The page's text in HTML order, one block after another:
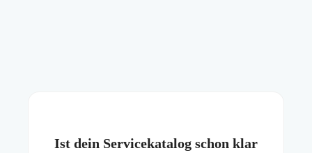
Ist dein Servicekatalog schon klar